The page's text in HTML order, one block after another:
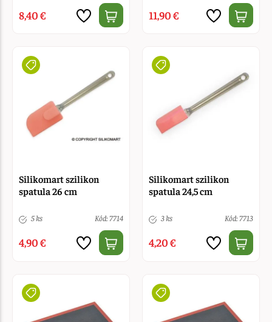
8,40 € 11,90 €
Silikomart szilikon
spatula 26 cm
5 ks Kód: 7714
4,90 €
Silikomart szilikon
spatula 24,5 cm
3 ks Kód: 7713
4,20 €